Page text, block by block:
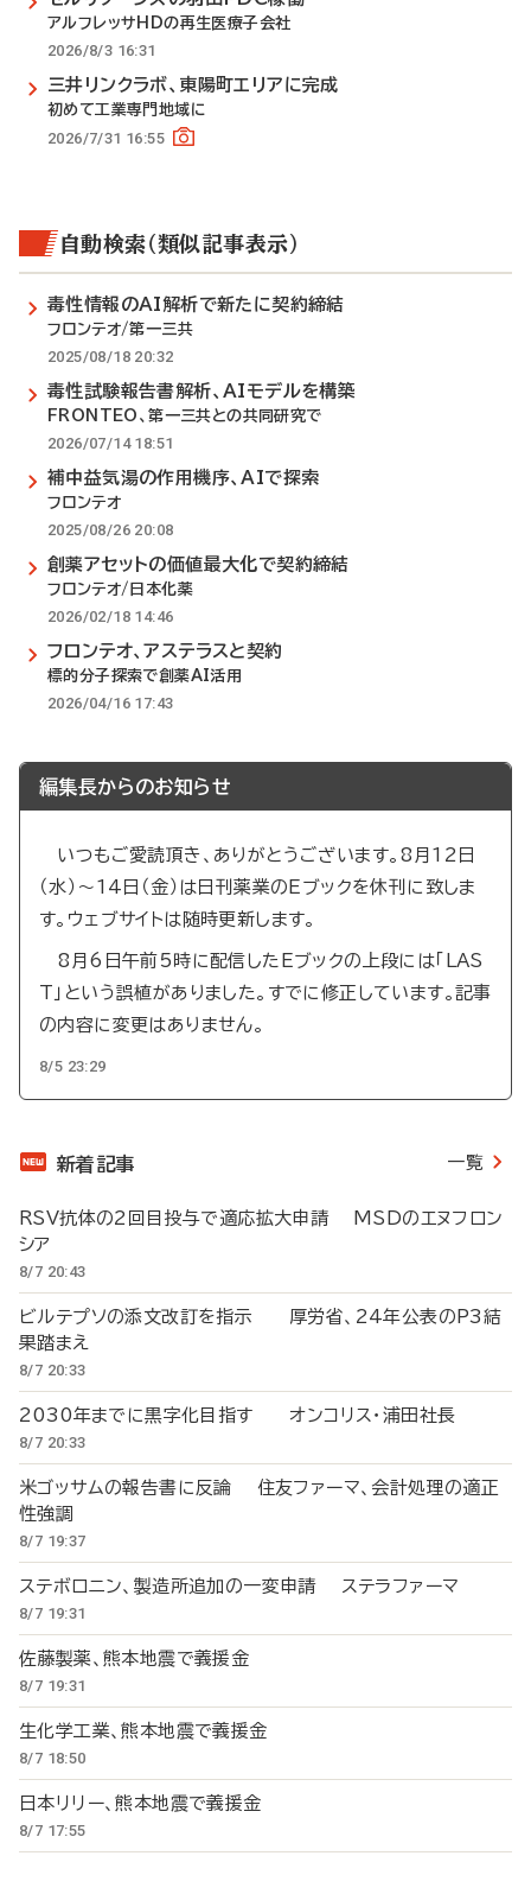
アルフレッサHDの再生医療子会社
2026/8/3 16:31
三井リンクラボ、東陽町エリアに完成
初めて工業専門地域に
2026/7/31 16:55
自動検索（類似記事表示）
毒性情報のAI解析で新たに契約締結
フロンテオ/第一三共
2025/08/18 20:32
毒性試験報告書解析、AIモデルを構築
FRONTEO、第一三共との共同研究で
2026/07/14 18:51
補中益気湯の作用機序、AIで探索
フロンテオ
2025/08/26 20:08
創薬アセットの価値最大化で契約締結
フロンテオ/日本化薬
2026/02/18 14:46
フロンテオ、アステラスと契約
標的分子探索で創薬AI活用
2026/04/16 17:43
編集長からのお知らせ
いつもご愛読頂き、ありがとうございます。8月12日
（水）～14日（金）は日刊薬業のEブックを休刊に致しま
す。ウェブサイトは随時更新します。
8月6日午前5時に配信したEブックの上段には「LAS
T」という誤植がありました。すでに修正しています。記事
の内容に変更はありません。
8/5 23:29
新着記事 一覧
RSV抗体の2回目投与で適応拡大申請 MSDのエヌフロン
シア
8/7 20:43
ビルテプソの添文改訂を指示 厚労省、24年公表のP3結
果踏まえ
8/7 20:33
2030年までに黒字化目指す オンコリス・浦田社長
8/7 20:33
米ゴッサムの報告書に反論 住友ファーマ、会計処理の適正
性強調
8/7 19:37
ステボロニン、製造所追加の一変申請 ステラファーマ
8/7 19:31
佐藤製薬、熊本地震で義援金
8/7 19:31
生化学工業、熊本地震で義援金
8/7 18:50
日本リリー、熊本地震で義援金
8/7 17:55